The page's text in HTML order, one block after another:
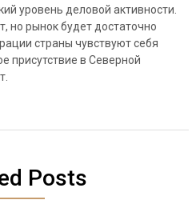
уровень деловой активности.
но рынок будет достаточно
страны чувствуют себя
присутствие в Северной
Posts